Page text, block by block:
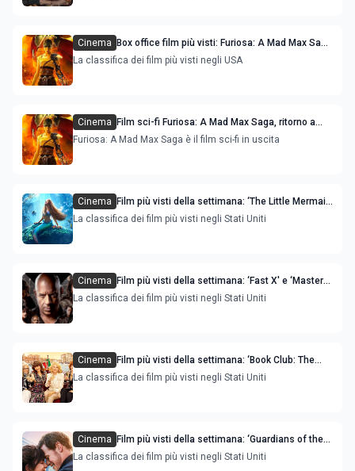
Cinema
Box office film più visti: Furiosa: A Mad Max Saga
con Anya Taylor-Joy e Chris Hemsworth
La classifica dei film più visti negli USA
Cinema
Film sci-fi Furiosa: A Mad Max Saga, ritorno a
casa con Anya Taylor-Joy e Chris Hemsworth
Furiosa: A Mad Max Saga è il film sci-fi in uscita
Cinema
Film più visti della settimana: ‘The Little Mermaid
- La sirenetta' e ‘The Machine' le novità
La classifica dei film più visti negli Stati Uniti
Cinema
Film più visti della settimana: ‘Fast X' e ‘Master
Gardener' sono le novità
La classifica dei film più visti negli Stati Uniti
Cinema
Film più visti della settimana: ‘Book Club: The
Next Chapter' e ‘Hypnotic' sono le novità
La classifica dei film più visti negli Stati Uniti
Cinema
Film più visti della settimana: ‘Guardians of the
Galaxy Vol. 3' e ‘Love Again' le novità
La classifica dei film più visti negli Stati Uniti